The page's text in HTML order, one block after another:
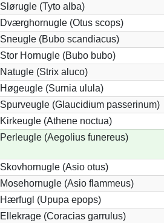
Slørugle (Tyto alba)
Dværghornugle (Otus scops)
Sneugle (Bubo scandiacus)
Stor Hornugle (Bubo bubo)
Natugle (Strix aluco)
Høgeugle (Surnia ulula)
Spurveugle (Glaucidium passerinum)
Kirkeugle (Athene noctua)
Perleugle (Aegolius funereus)
Skovhornugle (Asio otus)
Mosehornugle (Asio flammeus)
Hærfugl (Upupa epops)
Ellekrage (Coracias garrulus)